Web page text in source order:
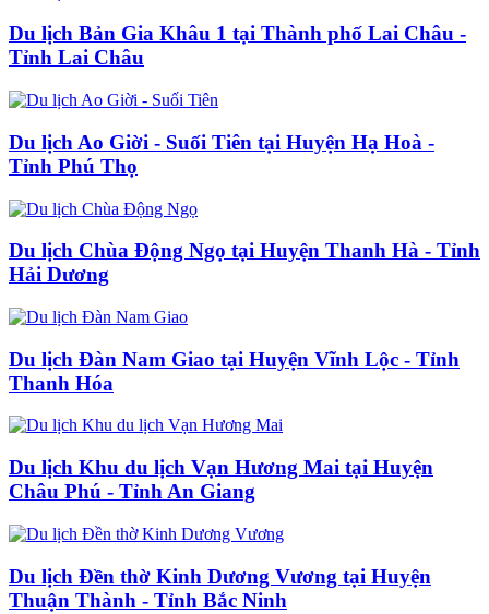
Du lịch Bản Gia Khâu 1 tại Thành phố Lai Châu -
Tỉnh Lai Châu
Du lịch Ao Giời - Suối Tiên tại Huyện Hạ Hoà -
Tỉnh Phú Thọ
Du lịch Chùa Động Ngọ tại Huyện Thanh Hà - Tỉnh
Hải Dương
Du lịch Đàn Nam Giao tại Huyện Vĩnh Lộc - Tỉnh
Thanh Hóa
Du lịch Khu du lịch Vạn Hương Mai tại Huyện
Châu Phú - Tỉnh An Giang
Du lịch Đền thờ Kinh Dương Vương tại Huyện
Thuận Thành - Tỉnh Bắc Ninh